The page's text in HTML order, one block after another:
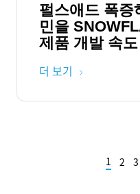
펄스애드 폭증
민을
제품 개발 속
더 보기
1 2 3